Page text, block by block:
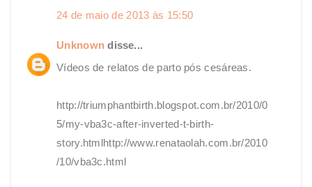
24 de maio de 2013 às 15:50
Unknown disse...
Vídeos de relatos de parto pós cesáreas.
http://triumphantbirth.blogspot.com.br/2010/0
5/my-vba3c-after-inverted-t-birth-
story.htmlhttp://www.renataolah.com.br/2010
/10/vba3c.html